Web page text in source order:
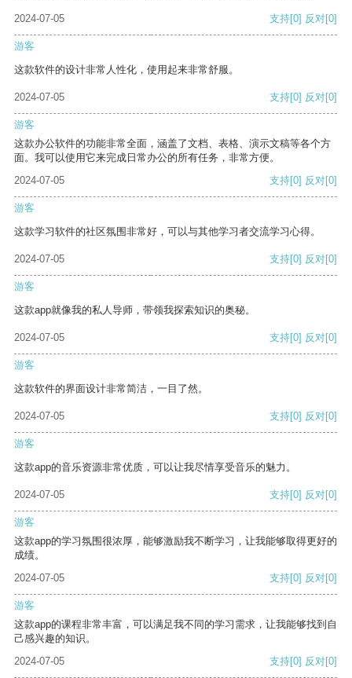
2024-07-05 支持[0] 反对[0]
游客
这款软件的设计非常人性化，使用起来非常舒服。
2024-07-05 支持[0] 反对[0]
游客
这款办公软件的功能非常全面，涵盖了文档、表格、演示文稿等各个方
面。我可以使用它来完成日常办公的所有任务，非常方便。
2024-07-05
支持[0] 反对[0]
游客
这款学习软件的社区氛围非常好，可以与其他学习者交流学习心得。
2024-07-05 支持[0] 反对[0]
游客
这款app就像我的私人导师，带领我探索知识的奥秘。
2024-07-05 支持[0] 反对[0]
游客
这款软件的界面设计非常简洁，一目了然。
2024-07-05 支持[0] 反对[0]
游客
这款app的音乐资源非常优质，可以让我尽情享受音乐的魅力。
2024-07-05 支持[0] 反对[0]
游客
这款app的学习氛围很浓厚，能够激励我不断学习，让我能够取得更好的
成绩。
2024-07-05
支持[0] 反对[0]
游客
这款app的课程非常丰富，可以满足我不同的学习需求，让我能够找到自
己感兴趣的知识。
2024-07-05
支持[0] 反对[0]